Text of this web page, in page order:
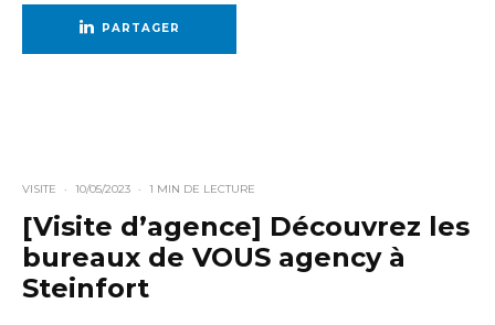
PARTAGER
VISITE · 10/05/2023 · 1 MIN DE LECTURE
[Visite d’agence] Découvrez les
bureaux de VOUS agency à
Steinfort